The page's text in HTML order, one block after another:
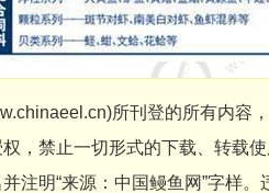
)所刊登的所有内容
，禁止一切形式的下载、转载
注明“来源：中国鳗鱼网”字样